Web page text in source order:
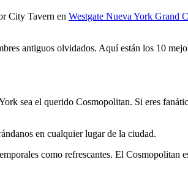
City Tavern en Westgate Nueva York Grand
antiguos olvidados. Aquí están los 10
sea el querido Cosmopolitan. Si eres
en cualquier lugar de la ciudad.
como refrescantes. El Cosmopolitan